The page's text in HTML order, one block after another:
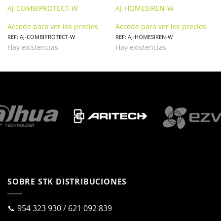
AJ-COMBIPROTECT-W
Accede para ver los precios
REF: AJ-COMBIPROTECT-W
Hay existencias
AJ-HOMESIREN-W
Accede para ver los precios
REF: AJ-HOMESIREN-W
Hay existencias
SOBRE STK DISTRIBUCIONES
📞 954 323 930/ 621 092 839